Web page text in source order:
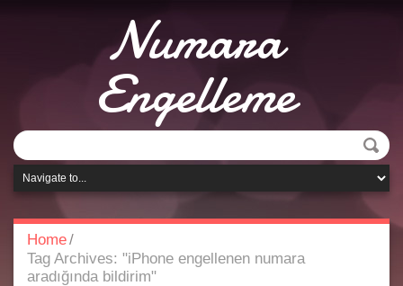
Numara
Engelleme
Home/
Tag Archives: "iPhone engellenen numara
aradığında bildirim"